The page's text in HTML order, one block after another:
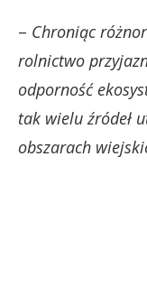
– Chroniąc
rolnictwo
odporność
tak wielu źródeł
obszarach